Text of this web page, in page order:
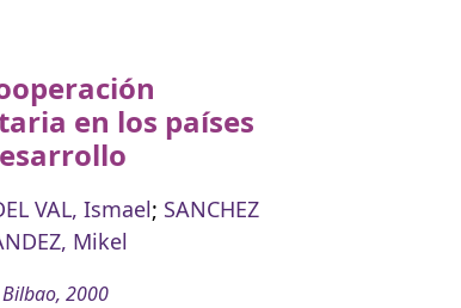
en los países
VAL, Ismael; SANCHEZ
Mikel
2000